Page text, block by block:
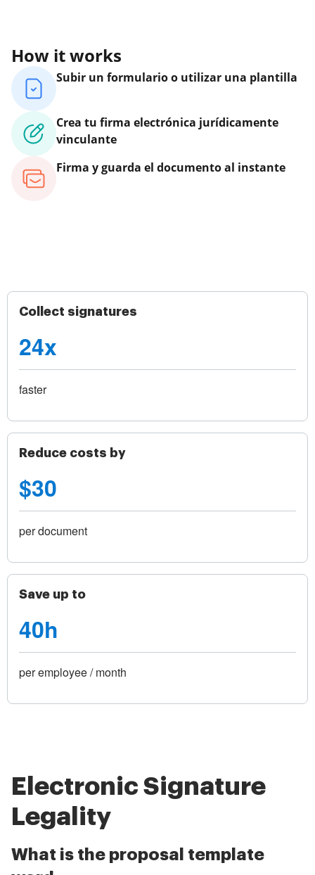
How it works
Subir un formulario o utilizar una plantilla
Crea tu firma electrónica jurídicamente
vinculante
Firma y guarda el documento al instante
Collect signatures
24x
faster
Reduce costs by
$30
per document
Save up to
40h
per employee / month
Electronic Signature
Legality
What is the proposal template